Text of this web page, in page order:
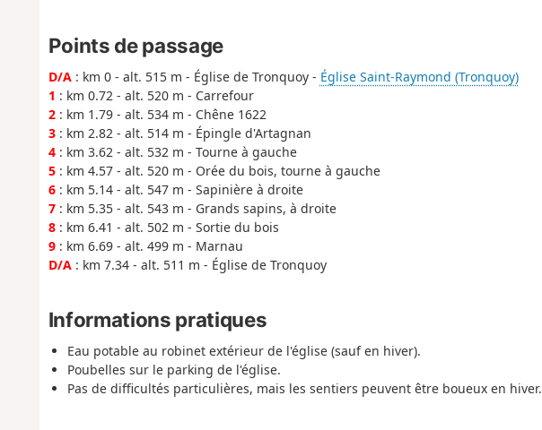
Points de passage
D/A: km 0 - alt. 515 m - Église de Tronquoy - Église Saint-Raymond (Tronquoy)
1 : km 0.72 - alt. 520 m - Carrefour
2: km 1.79 - alt. 534 m - Chêne 1622
3: km 2.82 - alt. 514 m - Épingle d'Artagnan
4: km 3.62 - alt. 532 m - Tourne à gauche
5: km 4.57 - alt. 520 m - Orée du bois, tourne à gauche
6: km 5.14 - alt. 547 m - Sapinière à droite
7: km 5.35 - alt. 543 m - Grands sapins, à droite
8: km 6.41 - alt. 502 m - Sortie du bois
9: km 6.69 - alt. 499 m - Marnau
D/A: km 7.34 - alt. 511 m - Église de Tronquoy
Informations pratiques
Eau potable au robinet extérieur de l'église (sauf en hiver).
Poubelles sur le parking de l'église.
Pas de difficultés particulières, mais les sentiers peuvent être boueux en hiver.